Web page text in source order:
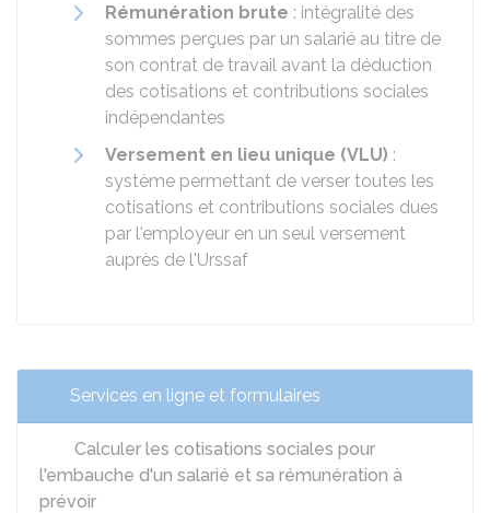
Rémunération brute : intégralité des
sommes perçues par un salarié au titre de
son contrat de travail avant la déduction
des cotisations et contributions sociales
indépendantes
Versement en lieu unique (VLU) :
système permettant de verser toutes les
cotisations et contributions sociales dues
par l'employeur en un seul versement
auprès de l'Urssaf
Services en ligne et formulaires
Calculer les cotisations sociales pour
l'embauche d'un salarié et sa rémunération à
prévoir